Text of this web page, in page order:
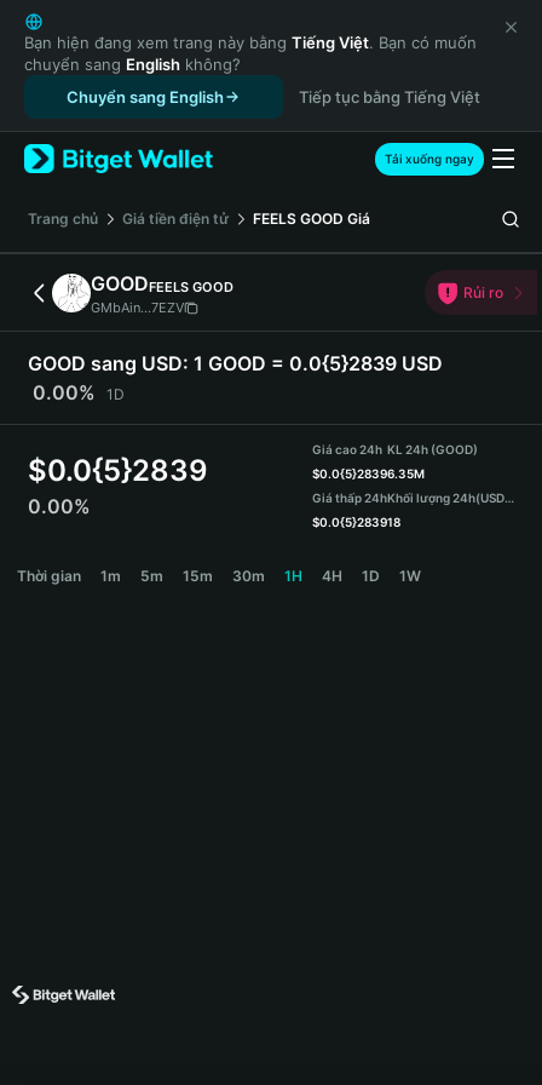
English
日本語
Tiếng Việt
Русский
Español (Latinoamérica)
Türkçe
Français
Deutsch
简体中文
繁體中文
Português (Portugal)
Bahasa Indonesia
ภาษาไทย
हिन्दी
Español
Português (Brasil)
Bạn hiện đang xem trang này bằng Tiếng Việt. Bạn có muốn
chuyển sang English không?
Chuyển sang English
Tiếp tục bằng Tiếng Việt
Tải xuống ngay
‌Trang chủ Giá tiền điện tử FEELS GOOD Giá
GOODFEELS GOOD
GMbAin...7EZV
Rủi ro
GOOD sang USD: 1 GOOD = 0.0{5}2839 USD
0.00%
1D
$0.0{5}2839
0.00%
Giá cao 24h
$0.0{5}2839
Giá thấp 24h
$0.0{5}2839
KL 24h (GOOD)
6.35M
Khối lượng 24h(USDT)
18
Thời gian 1m 5m 15m 30m 1H 4H 1D 1W